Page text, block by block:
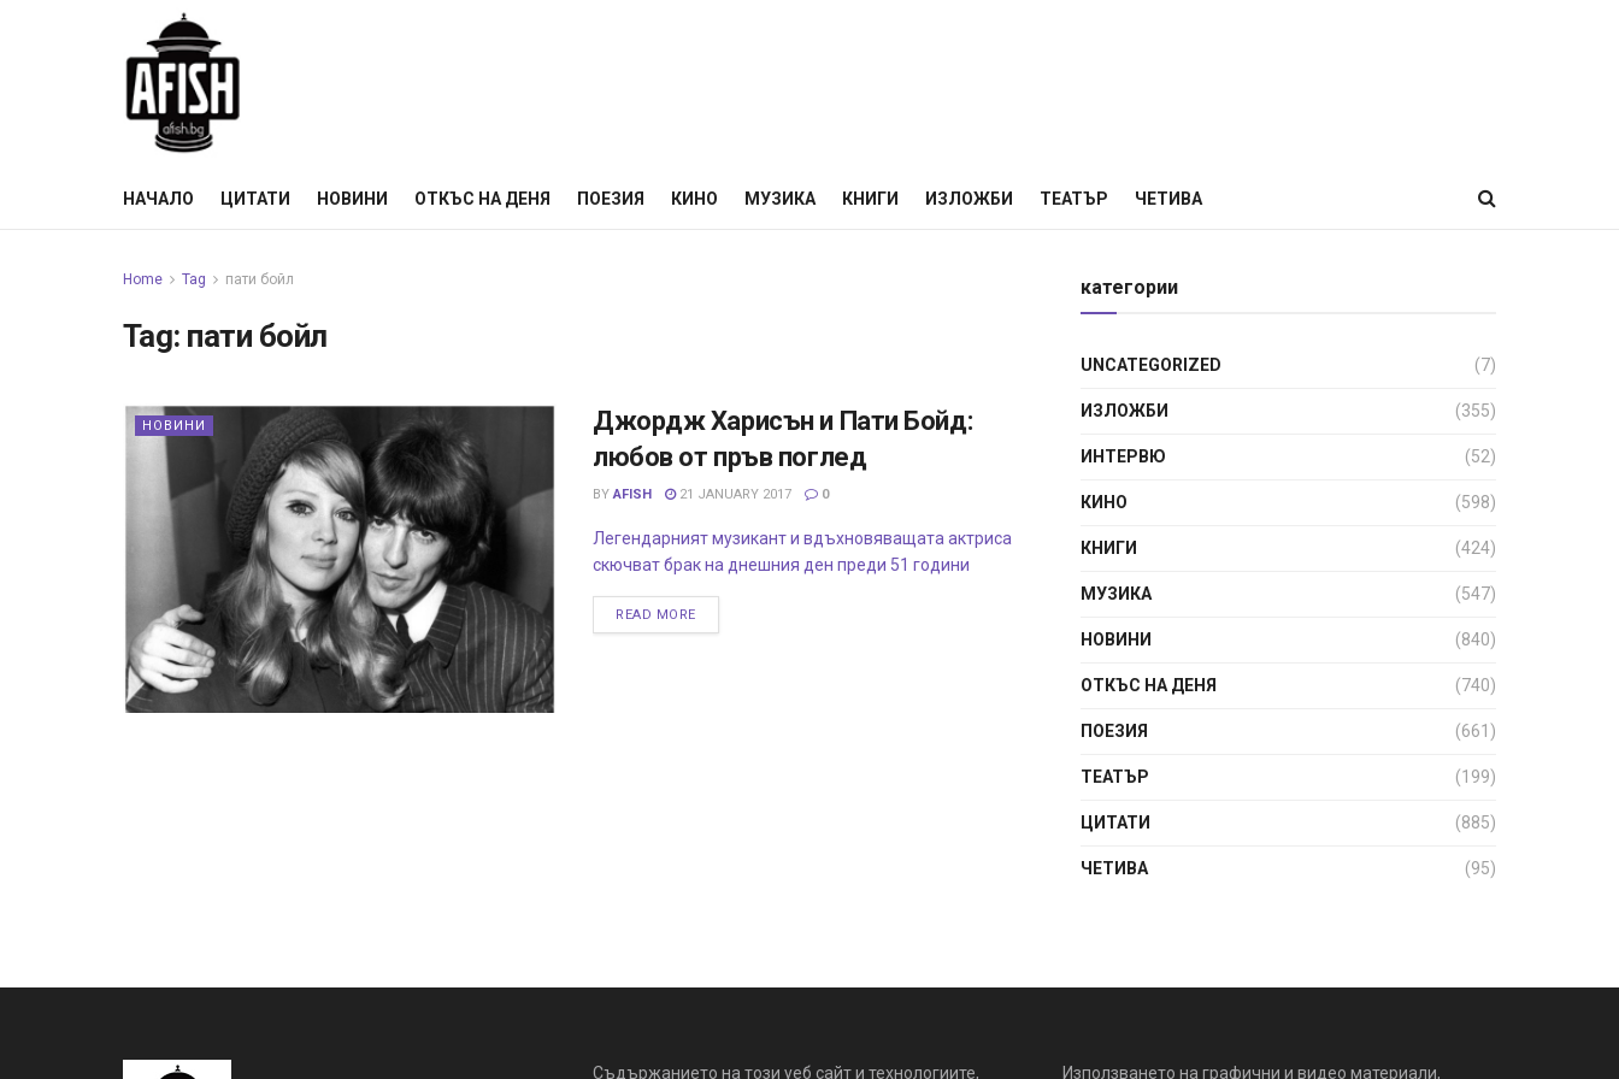
НАЧАЛО ЦИТАТИ НОВИНИ ОТКЪС НА ДЕНЯ ПОЕЗИЯ КИНО МУЗИКА КНИГИ ИЗЛОЖБИ ТЕАТЪР ЧЕТИВА
Home Tag пати бойл
Tag: пати бойл
НОВИНИ
Джордж Харисън и Пати Бойд:
любов от пръв поглед
BY AFISH 21 JANUARY 2017 0
Легендарният музикант и вдъхновяващата актриса
скючват брак на днешния ден преди 51 години
READ MORE
категории
UNCATEGORIZED (7)
ИЗЛОЖБИ (355)
ИНТЕРВЮ (52)
КИНО (598)
КНИГИ (424)
МУЗИКА (547)
НОВИНИ (840)
ОТКЪС НА ДЕНЯ (740)
ПОЕЗИЯ (661)
ТЕАТЪР (199)
ЦИТАТИ (885)
ЧЕТИВА (95)
Съдържанието на този уеб сайт и технологиите, Използването на графични и видео материали,